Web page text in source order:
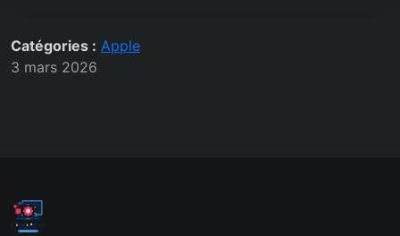
Catégories : Apple
3 mars 2026